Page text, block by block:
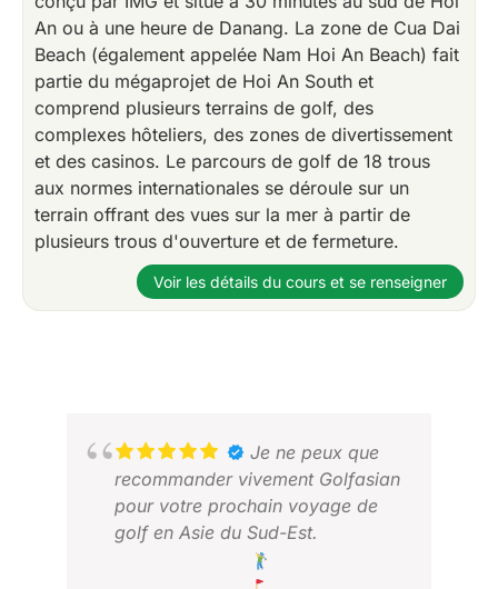
An ou à une heure de Danang. La zone de Cua Dai
Beach (également appelée Nam Hoi An Beach) fait
partie du mégaprojet de Hoi An South et
comprend plusieurs terrains de golf, des
complexes hôteliers, des zones de divertissement
et des casinos. Le parcours de golf de 18 trous
aux normes internationales se déroule sur un
terrain offrant des vues sur la mer à partir de
plusieurs trous d'ouverture et de fermeture.
Voir les détails du cours et se renseigner
Je ne peux que
recommander vivement Golfasian
pour votre prochain voyage de
golf en Asie du Sud-Est.